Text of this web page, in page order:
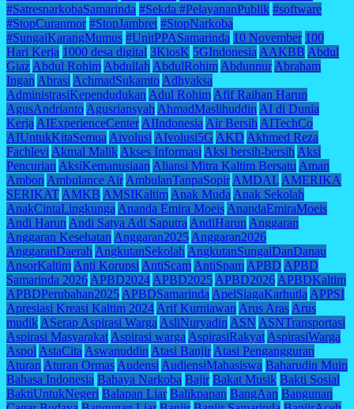
#SatresnarkobaSamarinda #Sekda #PelayananPublik #software
#StopCuranmor #StopJambret #StopNarkoba
#SungaiKarangMumus #UnitPPASamarinda 10 November 100
Hari Kerja 1000 desa digital 3KiosK 5GIndonesia AAKBB Abdul
Giaz Abdul Rohim Abdullah AbdulRohim Abdunnur Abraham
Ingan Abrasi AchmadSukamto Adhyaksa
AdministrasiKependudukan Adul Rohim Afif Raihan Harun
AgusAndrianto Agusriansyah AhmadMaslihuddin AI di Dunia
Kerja AIExperienceCenter AIIndonesia Air Bersih AITechCo
AIUntukKitaSemua Aivolusi AIvolusi5G AKD Akhmed Reza
Fachlevi Akmal Malik Akses Informasi Aksi bersih-bersih Aksi
Pencurian AksiKemanusiaan Aliansi Mitra Kaltim Bersatu Aman
Ambon Ambulance Air AmbulanTanpaSopir AMDAL AMERIKA
SERIKAT AMKB AMSIKaltim Anak Muda Anak Sekolah
AnakCintaLingkunga Ananda Emira Moeis AnandaEmiraMoeis
Andi Harun Andi Satya Adi Saputra AndiHarun Anggaran
Anggaran Kesehatan Anggaran2025 Anggaran2026
AnggaranDaerah AngkutanSekolah AngkutanSungaiDanDanau
AnsorKaltim Anti Korupsi AntiScam AntiSpam APBD APBD
Samarinda 2026 APBD2024 APBD2025 APBD2026 APBDKaltim
APBDPerubahan2025 APBDSamarinda ApelSiagaKarhutla APPSI
Apresiasi Kreasi Kaltim 2024 Arif Kurniawan Arus Aras Arus
mudik ASerap Aspirasi Warga AsliNuryadin ASN ASNTransportasi
Aspirasi Masyarakat Aspirasi warga AspirasiRakyat AspirasiWarga
Aspol AstaCita Aswanuddin Atasi Banjir Atasi Pengangguran
Aturan Aturan Ormas Audensi AudiensiMahasiswa Baharudin Muin
Bahasa Indonesia Bahaya Narkoba Bajir Bakat Musik Bakti Sosial
BaktiUntukNegeri Balapan Liar Balikpapan BangAan Bangunan